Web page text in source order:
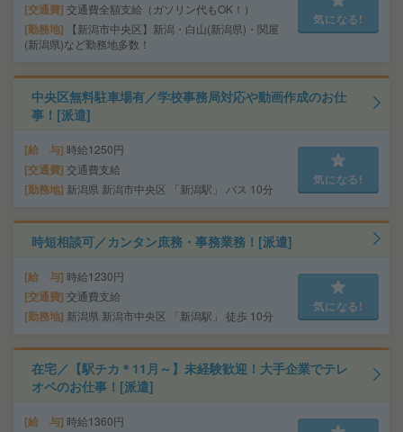
交通費 交通費全額支給（ガソリン代もOK！）
勤務地
【新潟市中央区】新潟・白山(新潟県)・関屋
(新潟県)など勤務地多数！
気になる!
中央区無料駐車場有／学校事務局対応や動画作成のお仕
事！[派遣]
給 与 時給1250円
交通費 交通費支給
勤務地 新潟県 新潟市中央区 「新潟駅」 バス 10分
気になる!
時短相談可／カンタン庶務・事務業務！[派遣]
給 与 時給1230円
交通費 交通費支給
勤務地 新潟県 新潟市中央区 「新潟駅」 徒歩 10分
気になる!
在宅／【駅チカ＊11月～】未経験歓迎！大手企業でテレ
オペのお仕事！[派遣]
給 与 時給1360円